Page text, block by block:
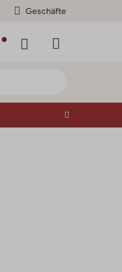
Geschäfte